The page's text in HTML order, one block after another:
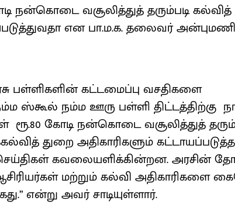
நன்கொடை வசூலித்துத் தரும்படி
என பா.ம.க. தலைவர்
பள்ளிகளின் கட்டமைப்பு வசதிகளை
ஸ்கூல் நம்ம ஊரு பள்ளி திட்டத்திற்கு
ரூ.80 கோடி நன்கொடை வசூலித்துத்
துறை அதிகாரிகளும்
செய்திகள் கவலையளிக்கின்றன. அரசின்
மற்றும் கல்வி அதிகாரிகளை
என்று அவர் சாடியுள்ளார்.